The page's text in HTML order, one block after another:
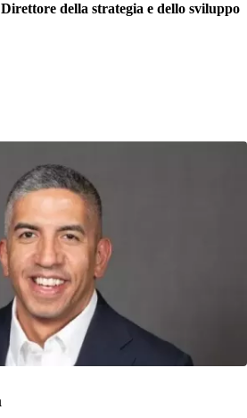
della strategia e dello sviluppo